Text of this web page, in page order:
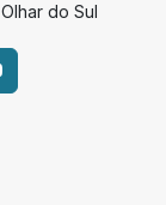
do Sul